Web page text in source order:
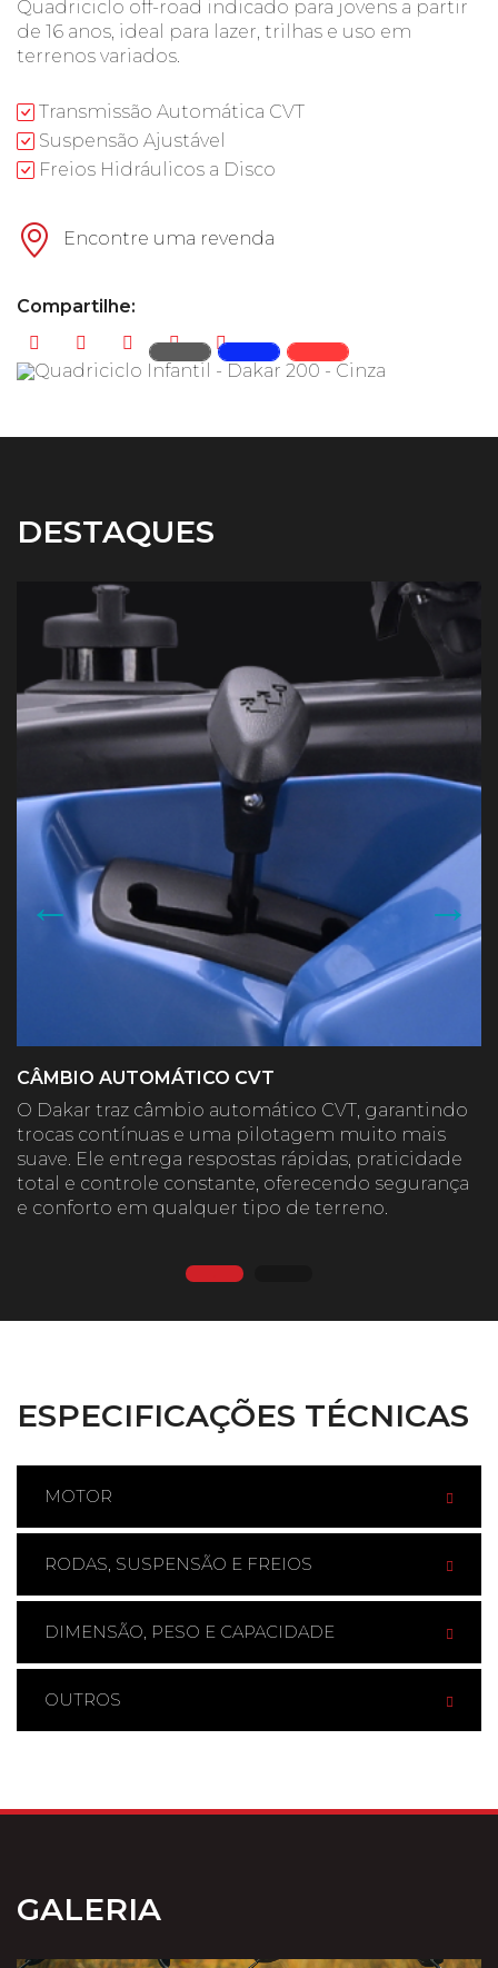
Quadriciclo off-road indicado para jovens a partir
de 16 anos, ideal para lazer, trilhas e uso em
terrenos variados.
Transmissão Automática CVT
Suspensão Ajustável
Freios Hidráulicos a Disco
Encontre uma revenda
Compartilhe:
DESTAQUES
CÂMBIO AUTOMÁTICO CVT
O Dakar traz câmbio automático CVT, garantindo
trocas contínuas e uma pilotagem muito mais
suave. Ele entrega respostas rápidas, praticidade
total e controle constante, oferecendo segurança
e conforto em qualquer tipo de terreno.
ESPECIFICAÇÕES TÉCNICAS
MOTOR
RODAS, SUSPENSÃO E FREIOS
DIMENSÃO, PESO E CAPACIDADE
OUTROS
GALERIA